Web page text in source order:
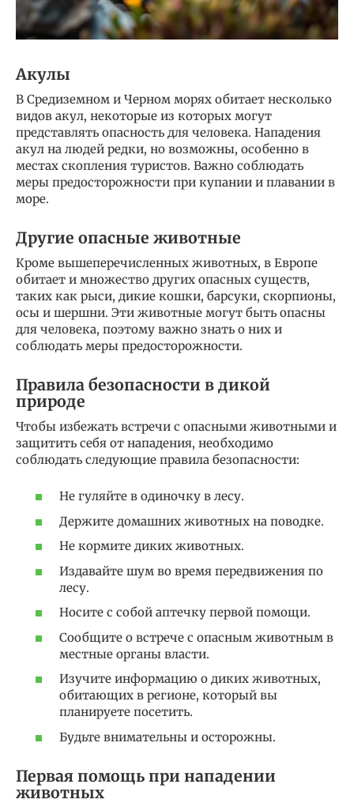
Акулы
В Средиземном и Черном морях обитает несколько
видов акул, некоторые из которых могут
представлять опасность для человека. Нападения
акул на людей редки, но возможны, особенно в
местах скопления туристов. Важно соблюдать
меры предосторожности при купании и плавании в
море.
Другие опасные животные
Кроме вышеперечисленных животных, в Европе
обитает и множество других опасных существ,
таких как рыси, дикие кошки, барсуки, скорпионы,
осы и шершни. Эти животные могут быть опасны
для человека, поэтому важно знать о них и
соблюдать меры предосторожности.
Правила безопасности в дикой
природе
Чтобы избежать встречи с опасными животными и
защитить себя от нападения, необходимо
соблюдать следующие правила безопасности:
Не гуляйте в одиночку в лесу.
Держите домашних животных на поводке.
Не кормите диких животных.
Издавайте шум во время передвижения по
лесу.
Носите с собой аптечку первой помощи.
Сообщите о встрече с опасным животным в
местные органы власти.
Изучите информацию о диких животных,
обитающих в регионе, который вы
планируете посетить.
Будьте внимательны и осторожны.
Первая помощь при нападении
животных